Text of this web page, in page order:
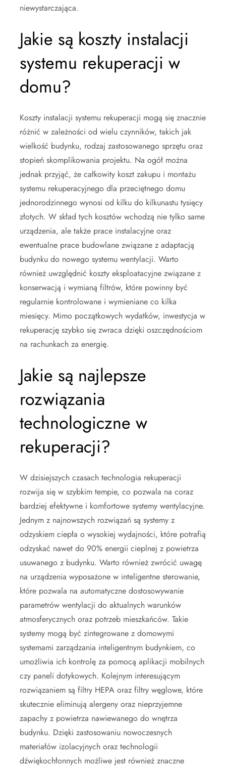
niewystarczająca.
Jakie są koszty instalacji
systemu rekuperacji w
domu?
Koszty instalacji systemu rekuperacji mogą się znacznie
różnić w zależności od wielu czynników, takich jak
wielkość budynku, rodzaj zastosowanego sprzętu oraz
stopień skomplikowania projektu. Na ogół można
jednak przyjąć, że całkowity koszt zakupu i montażu
systemu rekuperacyjnego dla przeciętnego domu
jednorodzinnego wynosi od kilku do kilkunastu tysięcy
złotych. W skład tych kosztów wchodzą nie tylko same
urządzenia, ale także prace instalacyjne oraz
ewentualne prace budowlane związane z adaptacją
budynku do nowego systemu wentylacji. Warto
również uwzględnić koszty eksploatacyjne związane z
konserwacją i wymianą filtrów, które powinny być
regularnie kontrolowane i wymieniane co kilka
miesięcy. Mimo początkowych wydatków, inwestycja w
rekuperację szybko się zwraca dzięki oszczędnościom
na rachunkach za energię.
Jakie są najlepsze
rozwiązania
technologiczne w
rekuperacji?
W dzisiejszych czasach technologia rekuperacji
rozwija się w szybkim tempie, co pozwala na coraz
bardziej efektywne i komfortowe systemy wentylacyjne.
Jednym z najnowszych rozwiązań są systemy z
odzyskiem ciepła o wysokiej wydajności, które potrafią
odzyskać nawet do 90% energii cieplnej z powietrza
usuwanego z budynku. Warto również zwrócić uwagę
na urządzenia wyposażone w inteligentne sterowanie,
które pozwala na automatyczne dostosowywanie
parametrów wentylacji do aktualnych warunków
atmosferycznych oraz potrzeb mieszkańców. Takie
systemy mogą być zintegrowane z domowymi
systemami zarządzania inteligentnym budynkiem, co
umożliwia ich kontrolę za pomocą aplikacji mobilnych
czy paneli dotykowych. Kolejnym interesującym
rozwiązaniem są filtry HEPA oraz filtry węglowe, które
skutecznie eliminują alergeny oraz nieprzyjemne
zapachy z powietrza nawiewanego do wnętrza
budynku. Dzięki zastosowaniu nowoczesnych
materiałów izolacyjnych oraz technologii
dźwiękochłonnych możliwe jest również znaczne